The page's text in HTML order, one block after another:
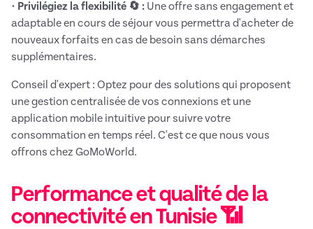
• Privilégiez la flexibilité 🔄 : Une offre sans engagement et
adaptable en cours de séjour vous permettra d'acheter de
nouveaux forfaits en cas de besoin sans démarches
supplémentaires.
Conseil d'expert : Optez pour des solutions qui proposent
une gestion centralisée de vos connexions et une
application mobile intuitive pour suivre votre
consommation en temps réel. C'est ce que nous vous
offrons chez GoMoWorld.
Performance et qualité de la
connectivité en Tunisie 📶